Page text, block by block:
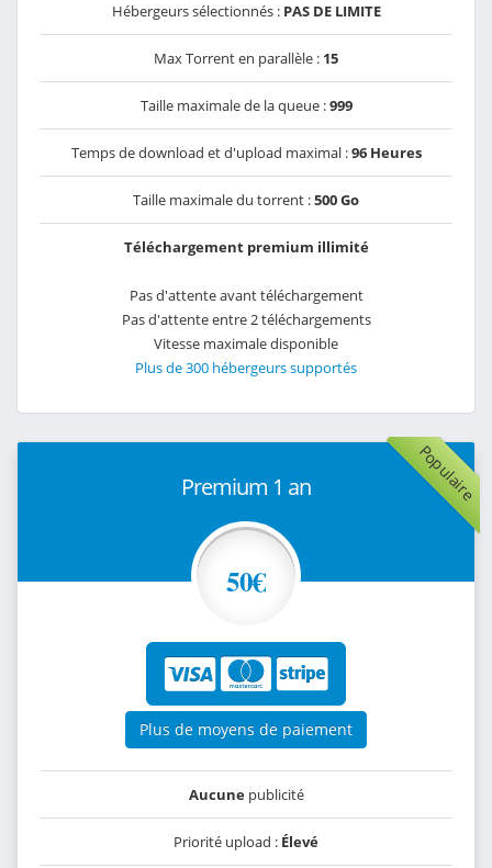
Hébergeurs sélectionnés : PAS DE LIMITE
Max Torrent en parallèle : 15
Taille maximale de la queue :999
Temps de download et d'upload maximal :96 Heures
Taille maximale du torrent :500 Go
Téléchargement premium illimité
Pas d'attente avant téléchargement
Pas d'attente entre 2 téléchargements
Vitesse maximale disponible
Plus de 300 hébergeurs supportés
Populaire
Premium 1 an
50€
Plus de moyens de paiement
Aucunepublicité
Priorité upload : Élevé